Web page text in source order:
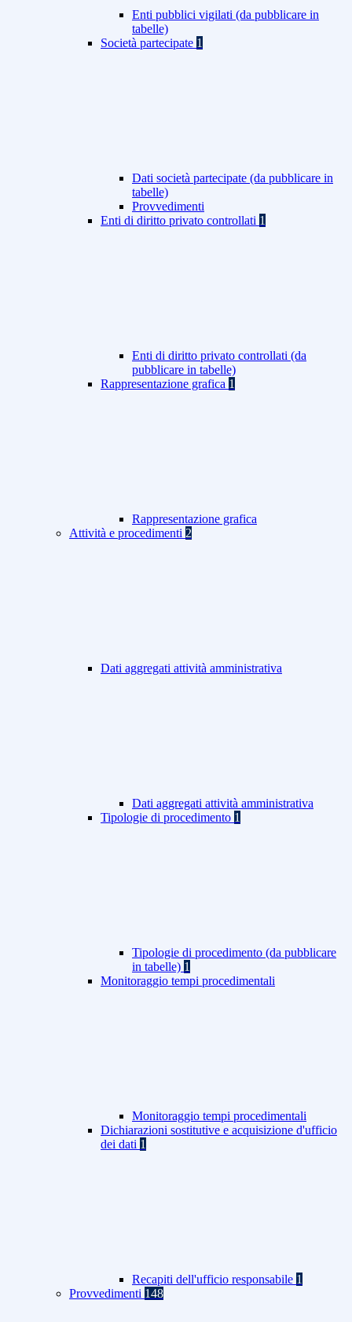
Enti pubblici vigilati (da pubblicare in
tabelle)
Società partecipate 1
Dati società partecipate (da pubblicare in
tabelle)
Provvedimenti
Enti di diritto privato controllati 1
Enti di diritto privato controllati (da
pubblicare in tabelle)
Rappresentazione grafica 1
Rappresentazione grafica
Attività e procedimenti 2
Dati aggregati attività amministrativa
Dati aggregati attività amministrativa
Tipologie di procedimento 1
Tipologie di procedimento (da pubblicare
in tabelle) 1
Monitoraggio tempi procedimentali
Monitoraggio tempi procedimentali
Dichiarazioni sostitutive e acquisizione d'ufficio
dei dati 1
Recapiti dell'ufficio responsabile 1
Provvedimenti 148